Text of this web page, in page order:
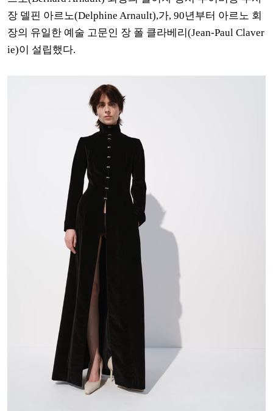
장 델핀 아르노(Delphine Arnault),가, 90년부터 아르노 회
장의 유일한 예술 고문인 장 폴 클라베리(Jean-Paul Claver
ie)이 설립했다.